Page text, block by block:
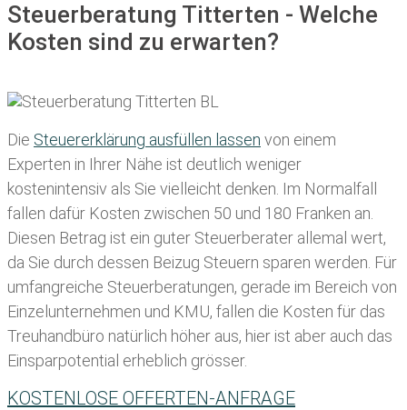
Steuerberatung Titterten - Welche
Kosten sind zu erwarten?
Die Steuererklärung ausfüllen lassen von einem
Experten in Ihrer Nähe ist deutlich weniger
kostenintensiv als Sie vielleicht denken. Im Normalfall
fallen dafür Kosten zwischen 50 und 180 Franken an.
Diesen Betrag ist ein guter Steuerberater allemal wert,
da Sie durch dessen Beizug Steuern sparen werden. Für
umfangreiche Steuerberatungen, gerade im Bereich von
Einzelunternehmen und KMU, fallen die Kosten für das
Treuhandbüro natürlich höher aus, hier ist aber auch das
Einsparpotential erheblich grösser.
KOSTENLOSE OFFERTEN-ANFRAGE